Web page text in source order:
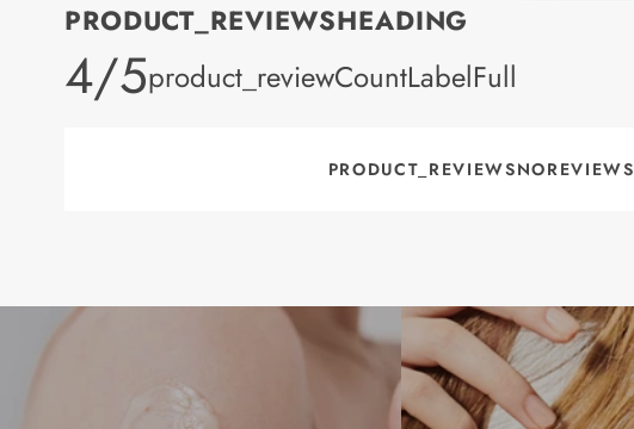
PRODUCT_REVIEWSHEADING
product_rating
4/5product_reviewCountLabelFull
PRODUCT_REVIEWSNOREVIEWS